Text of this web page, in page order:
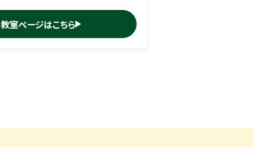
教室ページはこちら